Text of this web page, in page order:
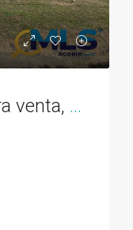
Lote de 1000 Mt2 Para venta, en San Carlos, Rodeo Viejo, Cerca de Todo!